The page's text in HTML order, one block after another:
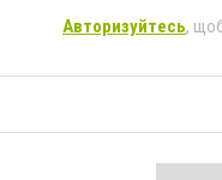
Авторизуйтесь,